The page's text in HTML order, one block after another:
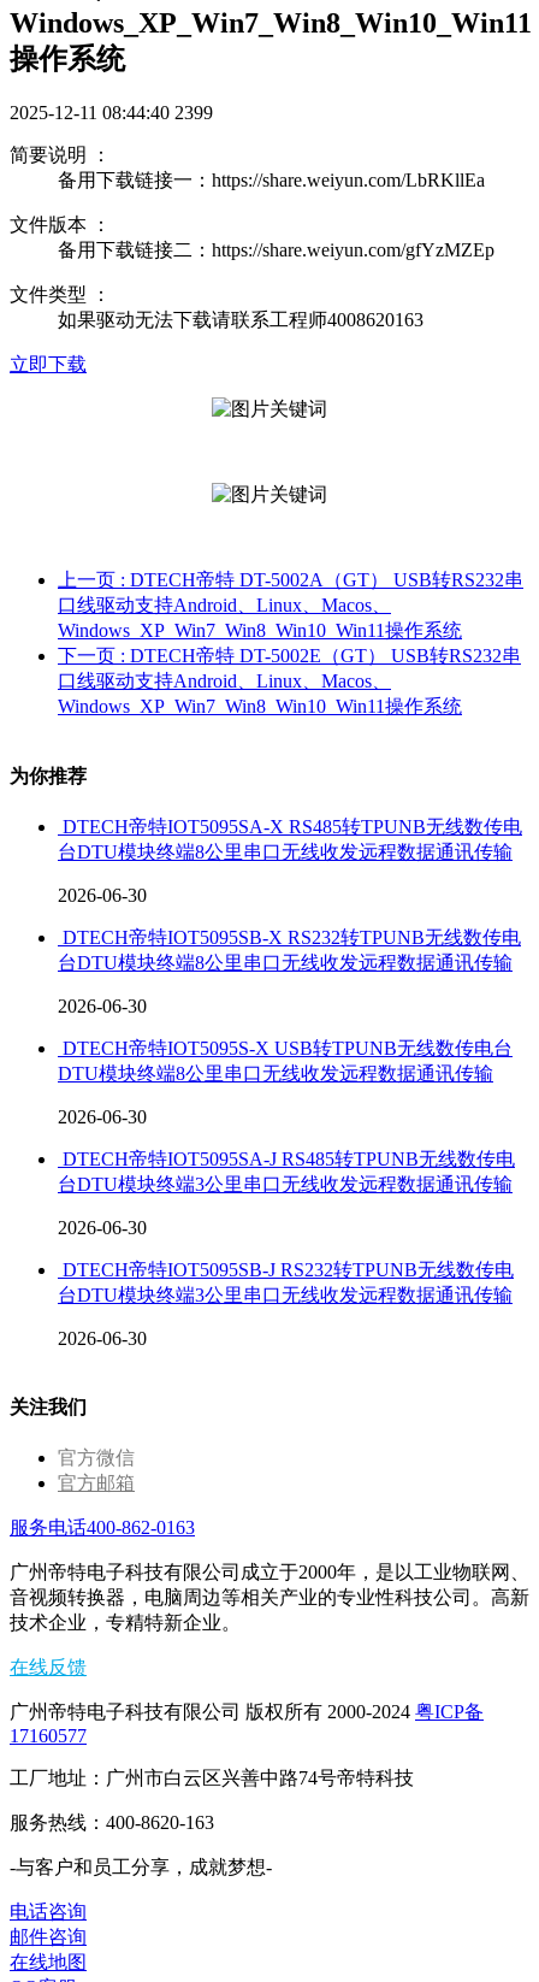
Windows_XP_Win7_Win8_Win10_Win11
操作系统
2025-12-11 08:44:40 2399
简要说明 ：
备用下载链接一：https://share.weiyun.com/LbRKllEa
文件版本 ：
备用下载链接二：https://share.weiyun.com/gfYzMZEp
文件类型 ：
如果驱动无法下载请联系工程师4008620163
立即下载
上一页 : DTECH帝特 DT-5002A（GT） USB转RS232串
口线驱动支持Android、Linux、Macos、
Windows_XP_Win7_Win8_Win10_Win11操作系统
下一页 : DTECH帝特 DT-5002E（GT） USB转RS232串
口线驱动支持Android、Linux、Macos、
Windows_XP_Win7_Win8_Win10_Win11操作系统
为你推荐
DTECH帝特IOT5095SA-X RS485转TPUNB无线数传电
台DTU模块终端8公里串口无线收发远程数据通讯传输
2026-06-30
DTECH帝特IOT5095SB-X RS232转TPUNB无线数传电
台DTU模块终端8公里串口无线收发远程数据通讯传输
2026-06-30
DTECH帝特IOT5095S-X USB转TPUNB无线数传电台
DTU模块终端8公里串口无线收发远程数据通讯传输
2026-06-30
DTECH帝特IOT5095SA-J RS485转TPUNB无线数传电
台DTU模块终端3公里串口无线收发远程数据通讯传输
2026-06-30
DTECH帝特IOT5095SB-J RS232转TPUNB无线数传电
台DTU模块终端3公里串口无线收发远程数据通讯传输
2026-06-30
关注我们
官方微信
官方邮箱
服务电话400-862-0163
广州帝特电子科技有限公司成立于2000年，是以工业物联网、
音视频转换器，电脑周边等相关产业的专业性科技公司。高新
技术企业，专精特新企业。
在线反馈
广州帝特电子科技有限公司 版权所有 2000-2024 粤ICP备
17160577
工厂地址：广州市白云区兴善中路74号帝特科技
服务热线：400-8620-163
-与客户和员工分享，成就梦想-
电话咨询
邮件咨询
在线地图